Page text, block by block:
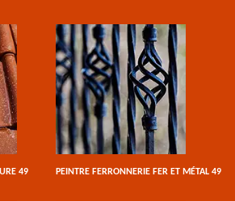
49 PEINTRE FERRONNERIE FER ET MÉTAL 49